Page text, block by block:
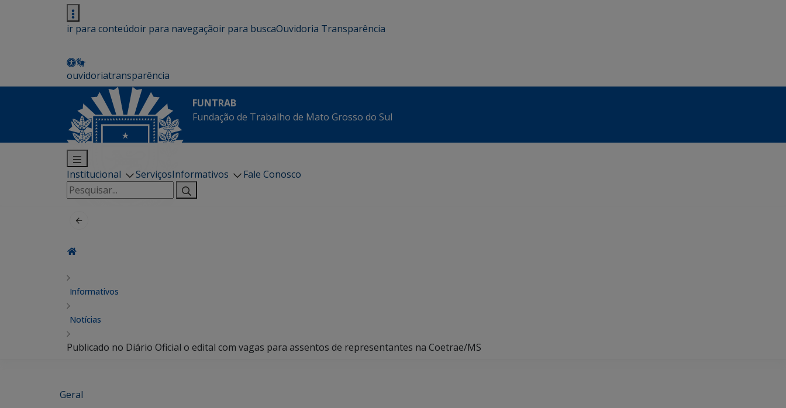
ir para conteúdoir para navegaçãoir para buscaOuvidoria Transparência
ouvidoriatransparência
FUNTRAB
Fundação de Trabalho de Mato Grosso do Sul
Institucional ServiçosInformativos
Fale Conosco
Pesquisar
por:
Informativos
Notícias
Publicado no Diário Oficial o edital com vagas para assentos de representantes na Coetrae/MS
Geral